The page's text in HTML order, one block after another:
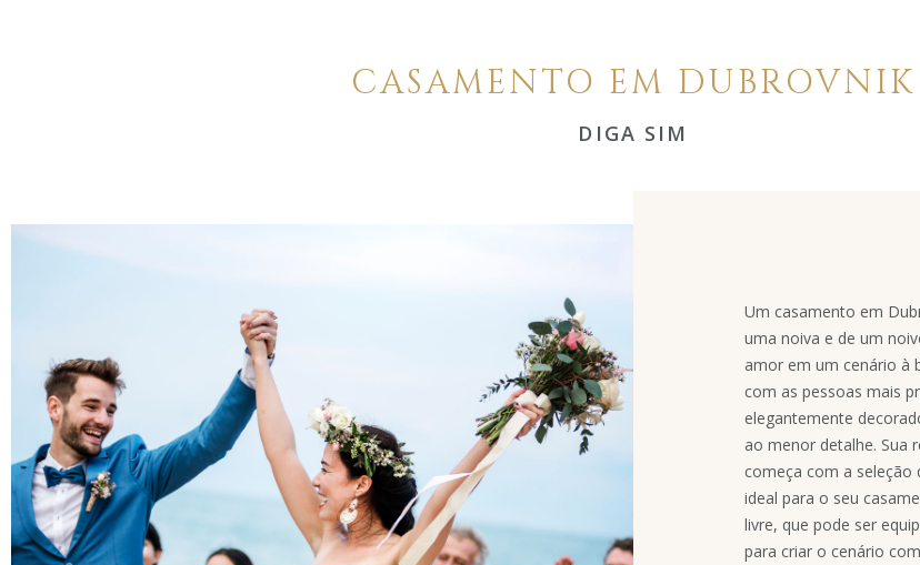
CASAMENTO EM DUBROVNIK
DIGA SIM
Um casamento em
uma noiva e de um
amor em um cenário à
com as pessoas mais
elegantemente
ao menor detalhe. Sua
começa com a
ideal para o seu
livre, que pode ser
para criar o cenário